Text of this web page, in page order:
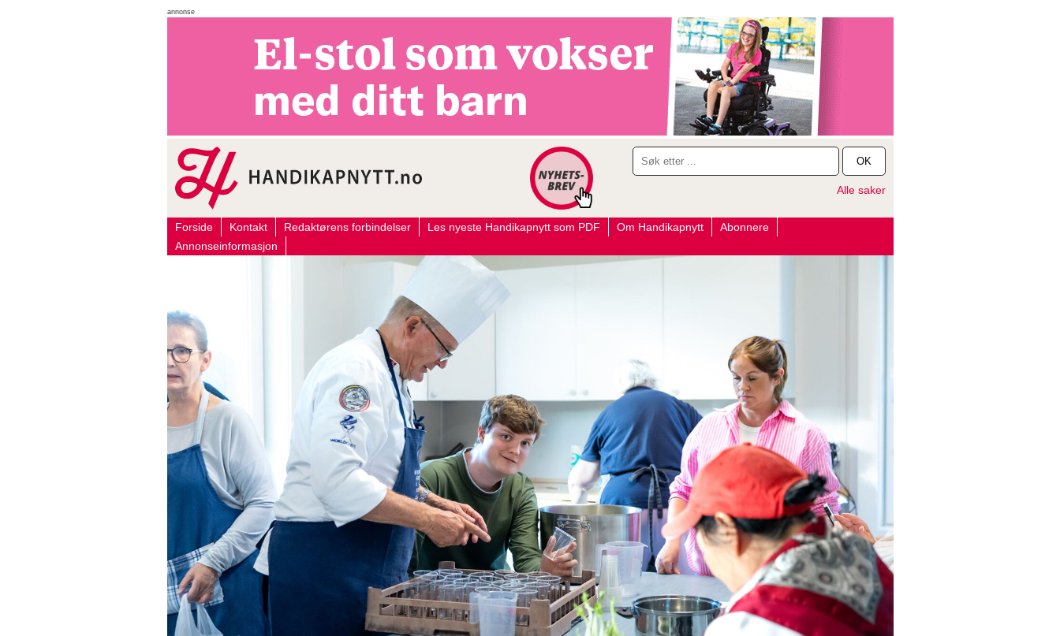
annonse
OK
Alle saker
Forside Kontakt Redaktørens forbindelser Les nyeste Handikapnytt som PDF Om Handikapnytt
Abonnere
Annonseinformasjon